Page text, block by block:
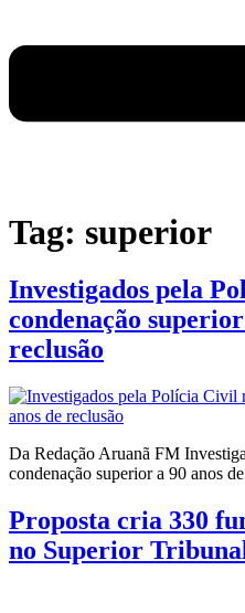
Tag: superior
Investigados pela
condenação
reclusão
Da Redação Aruanã FM
condenação superior a 90 anos
Proposta cria 330
no Superior